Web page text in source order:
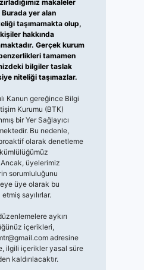
makaleler
Burada yer alan
taşımamakta olup,
hakkında
Gerçek kurum
tamamen
bilgiler taslak
niteliği taşımazlar.
Kanun gereğince Bilgi
Kurumu (BTK)
bir Yer Sağlayıcı
Bu nedenle,
olarak denetleme
Ancak, üyelerimiz
sorumluluğunu
üye olarak bu
sayılırlar.
aykırı
içerikleri,
adresine
ilgili içerikler yasal süre
kaldırılacaktır.